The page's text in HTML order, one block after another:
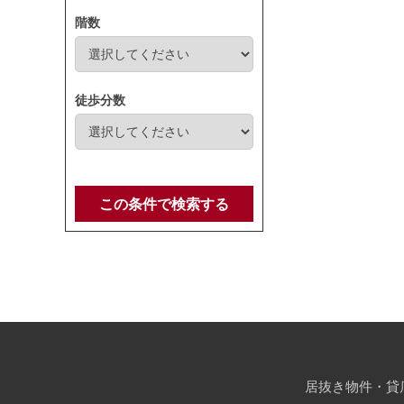
階数
徒歩分数
この条件で検索する
居抜き物件・貸